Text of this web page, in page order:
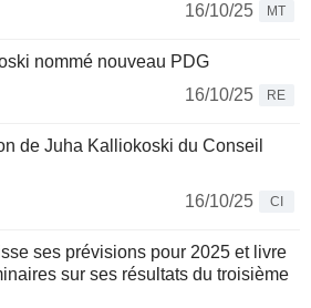
16/10/25
MT
nommé nouveau PDG
16/10/25
RE
de Juha Kalliokoski du Conseil
16/10/25
CI
ses prévisions pour 2025 et livre
sur ses résultats du troisième